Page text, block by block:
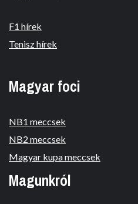
F1 hírek
Tenisz hírek
Magyar foci
NB1 meccsek
NB2 meccsek
Magyar kupa meccsek
Magunkról